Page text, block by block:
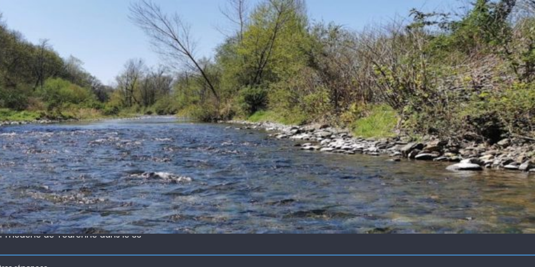
!
mouche de Tourenne dans le 33
( 63 )